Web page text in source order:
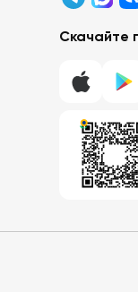
Скачайте